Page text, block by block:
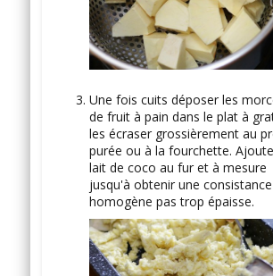
Une fois cuits déposer les
de fruit à pain dans le plat à
les écraser grossièrement au
purée ou à la fourchette.
lait de coco au fur et à mesure
jusqu'à obtenir une consistance
homogène pas trop épaisse.